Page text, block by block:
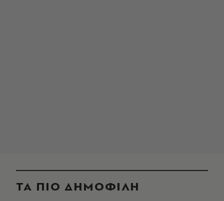
ΤΑ ΠΙΟ ΔΗΜΟΦΙΛΗ